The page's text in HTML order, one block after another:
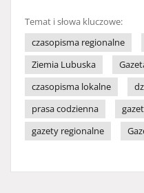
Temat i słowa kluczowe:
czasopisma regionalne
Ziemia Lubuska
czasopisma lokalne
prasa codzienna
gazety regionalne